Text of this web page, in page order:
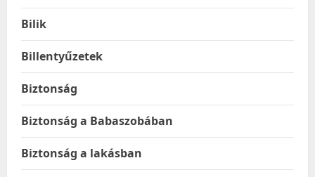
Bilik
Billentyűzetek
Biztonság
Biztonság a Babaszobában
Biztonság a lakásban